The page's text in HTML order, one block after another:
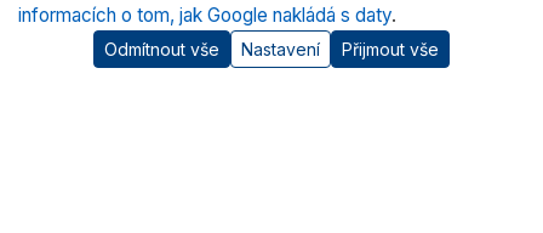
informacích o tom, jak Google nakládá s daty.
Odmítnout vše Nastavení Přijmout vše